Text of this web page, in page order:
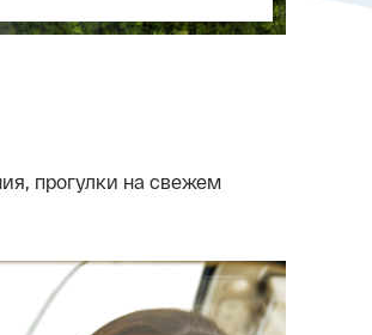
прогулки на свежем